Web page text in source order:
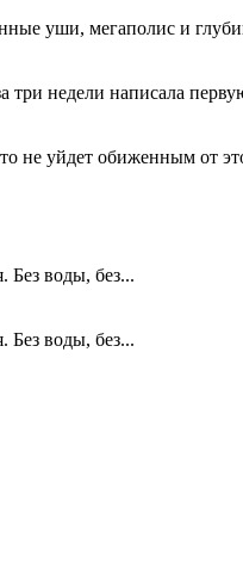
уши, мегаполис и
недели написала
не уйдет обиженным от
Без воды, без...
Без воды, без...